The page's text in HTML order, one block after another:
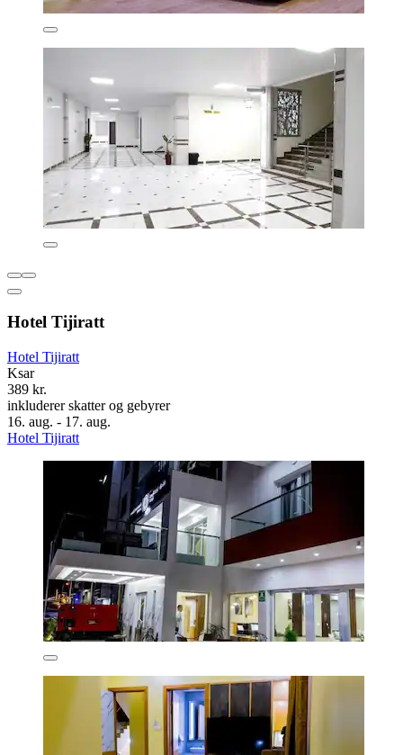
Hotel Tijiratt
Hotel Tijiratt
Ksar
389 kr.
inkluderer skatter og gebyrer
16. aug. - 17. aug.
Hotel Tijiratt